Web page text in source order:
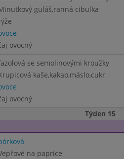
guláš,ranná cibulka
ovocný
se semolinovými kroužky
kaše,kakao,máslo,cukr
ovocný
Týden 15
na paprice